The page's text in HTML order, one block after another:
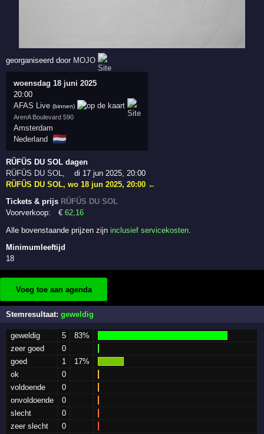
georganiseerd door MOJO
woensdag 18 juni 2025
20:00
AFAS Live (binnen)
ArenA Boulevard 590
Amsterdam
Nederland
🇳🇱
RÜFÜS DU SOL dagen
RÜFÜS DU SOL,
di 17 jun 2025, 20:00
RÜFÜS DU SOL,wo 18 jun 2025, 20:00 ←
Tickets & prijs RÜFÜS DU SOL
Voorverkoop:
€62,16
Alle bovenstaande prijzen zijninclusief servicekosten
Minimumleeftijd
18
Voeg toe aan agenda
Stemresultaat:geweldig
geweldig 5
83%
zeer goed
0
goed
1
17%
ok
0
voldoende
0
onvoldoende
0
slecht
0
zeer slecht
0